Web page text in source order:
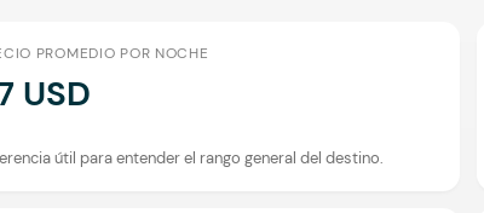
PROMEDIO POR NOCHE
USD
útil para entender el rango general del destino.